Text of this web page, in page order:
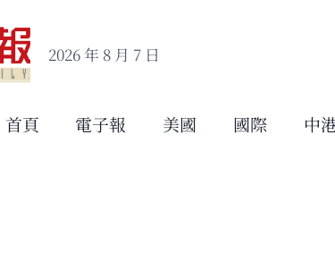
2026 年 8 月 7 日
首頁 電子報 美國 國際 中